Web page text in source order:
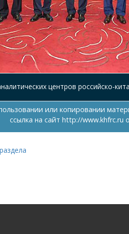
центров российско-
или копировании
ссылка на сайт http://www.khfrc.ru